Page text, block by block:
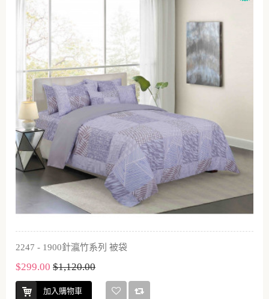
2247 - 1900針瀛竹系列 被袋
$299.00 $1,120.00
加入購物車